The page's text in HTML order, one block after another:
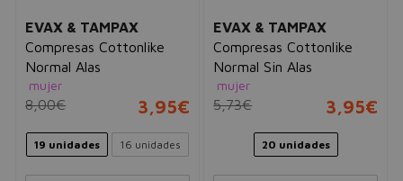
EVAX & TAMPAX
Compresas Cottonlike
Normal Alas
mujer
8,00€ 3,95€
19 unidades 16 unidades
EVAX & TAMPAX
Compresas Cottonlike
Normal Sin Alas
mujer
5,73€ 3,95€
20 unidades